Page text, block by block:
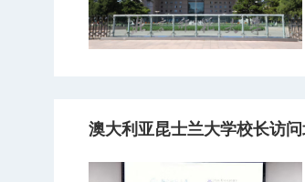
澳大利亚昆士兰大学校长访